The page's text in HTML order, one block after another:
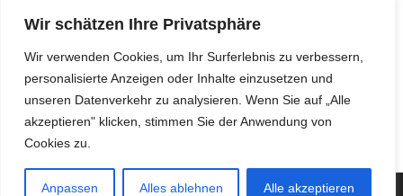
Wir schätzen Ihre Privatsphäre
Wir verwenden Cookies, um Ihr Surferlebnis zu verbessern,
personalisierte Anzeigen oder Inhalte einzusetzen und
unseren Datenverkehr zu analysieren. Wenn Sie auf „Alle
akzeptieren" klicken, stimmen Sie der Anwendung von
Cookies zu.
Anpassen Alles ablehnen Alle akzeptieren
2020 (1)
2018(11)
2017(11)
2016(2)
2015(4)
2009(1)
(c) Copyright 2018 Wasserversorgung Weißeritzgruppe GmbH